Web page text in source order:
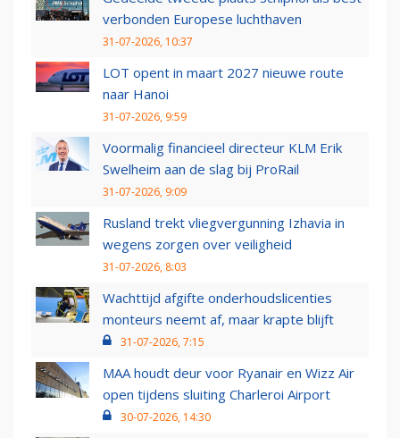
verbonden Europese luchthaven
31-07-2026, 10:37
LOT opent in maart 2027 nieuwe route
naar Hanoi
31-07-2026, 9:59
Voormalig financieel directeur KLM Erik
Swelheim aan de slag bij ProRail
31-07-2026, 9:09
Rusland trekt vliegvergunning Izhavia in
wegens zorgen over veiligheid
31-07-2026, 8:03
Wachttijd afgifte onderhoudslicenties
monteurs neemt af, maar krapte blijft
31-07-2026, 7:15
MAA houdt deur voor Ryanair en Wizz Air
open tijdens sluiting Charleroi Airport
30-07-2026, 14:30